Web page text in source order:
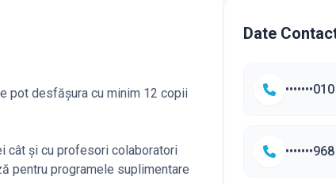
pot desfășura cu minim 12 copii
cât și cu profesori colaboratori
pentru programele suplimentare
Date
•••••••010
•••••••968